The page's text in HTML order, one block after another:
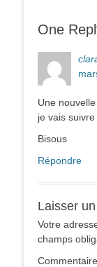
One
Une
je vais
Bisous
Répondre
Laisser
Votre
champs
Commentaire